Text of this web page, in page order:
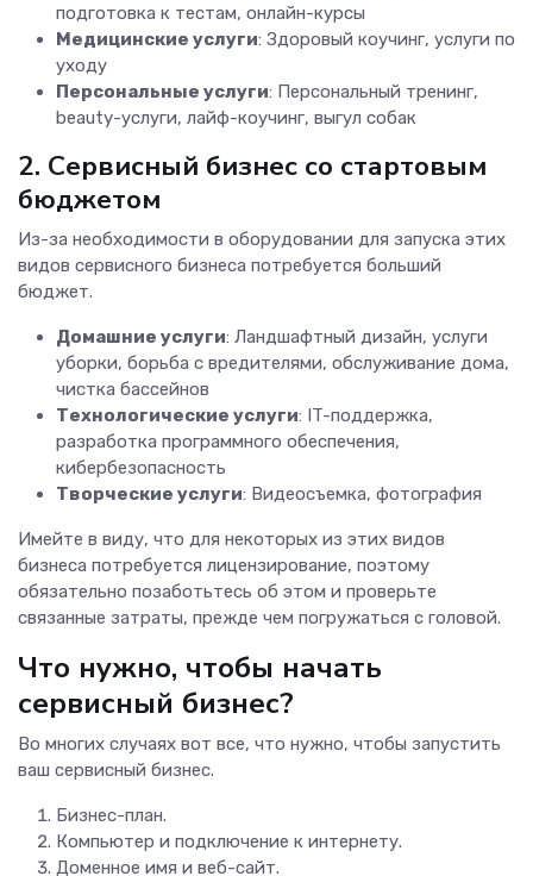
подготовка к тестам, онлайн-курсы
Медицинские услуги: Здоровый коучинг, услуги по
уходу
Персональные услуги: Персональный тренинг,
beauty-услуги, лайф-коучинг, выгул собак
2. Сервисный бизнес со стартовым
бюджетом
Из-за необходимости в оборудовании для запуска этих
видов сервисного бизнеса потребуется больший
бюджет.
Домашние услуги: Ландшафтный дизайн, услуги
уборки, борьба с вредителями, обслуживание дома,
чистка бассейнов
Технологические услуги: IT-поддержка,
разработка программного обеспечения,
кибербезопасность
Творческие услуги: Видеосъемка, фотография
Имейте в виду, что для некоторых из этих видов
бизнеса потребуется лицензирование, поэтому
обязательно позаботьтесь об этом и проверьте
связанные затраты, прежде чем погружаться с головой.
Что нужно, чтобы начать
сервисный бизнес?
Во многих случаях вот все, что нужно, чтобы запустить
ваш сервисный бизнес.
Бизнес-план.
Компьютер и подключение к интернету.
Доменное имя и веб-сайт.